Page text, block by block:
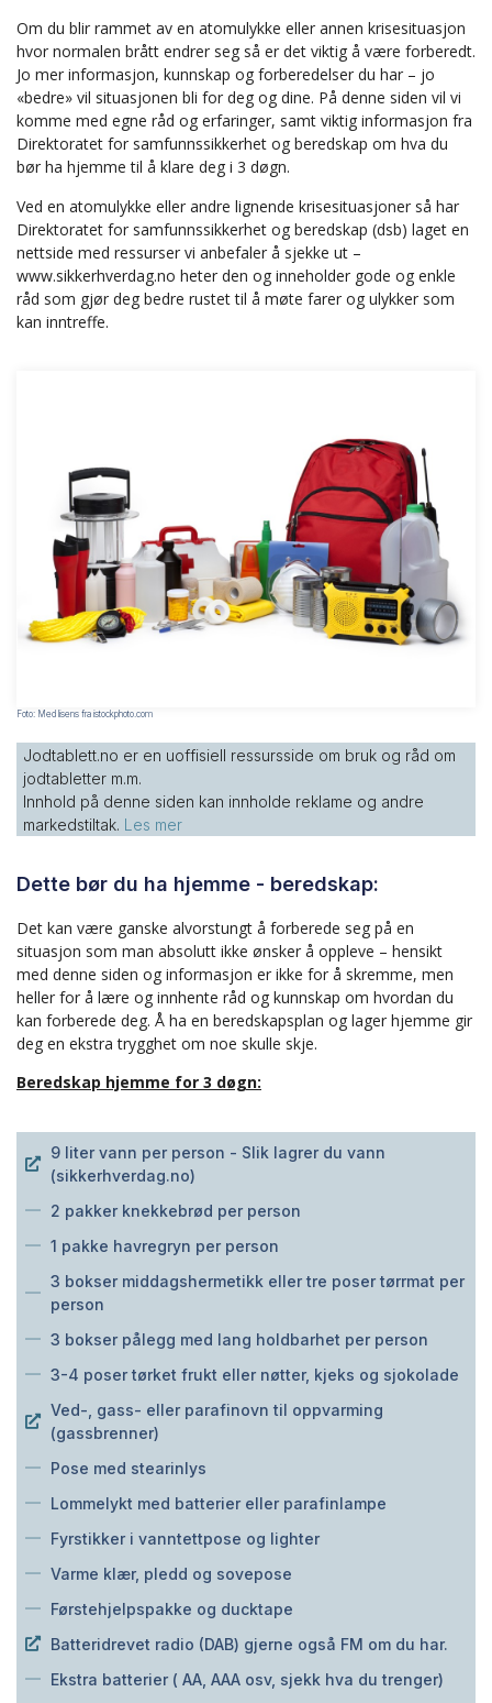
Om du blir rammet av en atomulykke eller annen krisesituasjon
hvor normalen brått endrer seg så er det viktig å være forberedt.
Jo mer informasjon, kunnskap og forberedelser du har – jo
«bedre» vil situasjonen bli for deg og dine. På denne siden vil vi
komme med egne råd og erfaringer, samt viktig informasjon fra
Direktoratet for samfunnssikkerhet og beredskap om hva du
bør ha hjemme til å klare deg i 3 døgn.
Ved en atomulykke eller andre lignende krisesituasjoner så har
Direktoratet for samfunnssikkerhet og beredskap (dsb) laget en
nettside med ressurser vi anbefaler å sjekke ut –
www.sikkerhverdag.no heter den og inneholder gode og enkle
råd som gjør deg bedre rustet til å møte farer og ulykker som
kan inntreffe.
Foto: Med lisens fra istockphoto.com
Jodtablett.no er en uoffisiell ressursside om bruk og råd om
jodtabletter m.m.
Innhold på denne siden kan innholde reklame og andre
markedstiltak. Les mer
Dette bør du ha hjemme - beredskap:
Det kan være ganske alvorstungt å forberede seg på en
situasjon som man absolutt ikke ønsker å oppleve – hensikt
med denne siden og informasjon er ikke for å skremme, men
heller for å lære og innhente råd og kunnskap om hvordan du
kan forberede deg. Å ha en beredskapsplan og lager hjemme gir
deg en ekstra trygghet om noe skulle skje.
Beredskap hjemme for 3 døgn:
9 liter vann per person - Slik lagrer du vann
(sikkerhverdag.no)
2 pakker knekkebrød per person
1 pakke havregryn per person
3 bokser middagshermetikk eller tre poser tørrmat per
person
3 bokser pålegg med lang holdbarhet per person
3-4 poser tørket frukt eller nøtter, kjeks og sjokolade
Ved-, gass- eller parafinovn til oppvarming
(gassbrenner)
Pose med stearinlys
Lommelykt med batterier eller parafinlampe
Fyrstikker i vanntettpose og lighter
Varme klær, pledd og sovepose
Førstehjelpspakke og ducktape
Batteridrevet radio (DAB) gjerne også FM om du har.
Ekstra batterier ( AA, AAA osv, sjekk hva du trenger)